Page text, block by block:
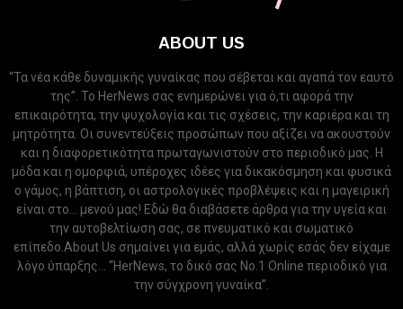
ABOUT US
“Τα νέα κάθε δυναμικής γυναίκας που σέβεται και αγαπά τον εαυτό
της”. Το HerNews σας ενημερώνει για ό,τι αφορά την
επικαιρότητα, την ψυχολογία και τις σχέσεις, την καριέρα και τη
μητρότητα. Οι συνεντεύξεις προσώπων που αξίζει να ακουστούν
και η διαφορετικότητα πρωταγωνιστούν στο περιοδικό μας. Η
μόδα και η ομορφιά, υπέροχες ιδέες για δικακόσμηση και φυσικά
ο γάμος, η βάπτιση, οι αστρολογικές προβλέψεις και η μαγειρική
είναι στο... μενού μας! Εδώ θα διαβάσετε άρθρα για την υγεία και
την αυτοβελτίωση σας, σε πνευματικό και σωματικό
επίπεδο.About Us σημαίνει για εμάς, αλλά χωρίς εσάς δεν είχαμε
λόγο ύπαρξης... “HerNews, το δικό σας Νo.1 Online περιοδικό για
την σύγχρονη γυναίκα”.